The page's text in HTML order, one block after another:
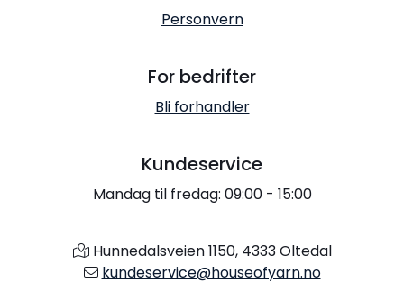
Personvern
For bedrifter
Bli forhandler
Kundeservice
Mandag til fredag: 09:00 - 15:00
Hunnedalsveien 1150, 4333 Oltedal
kundeservice@houseofyarn.no